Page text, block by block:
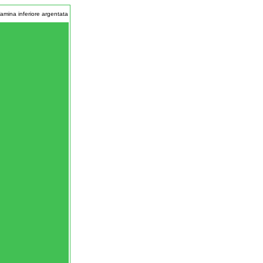
inferiore argentata